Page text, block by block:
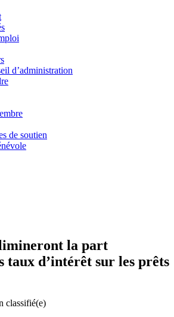
d’administration
de soutien
la part
taux d’intérêt sur les prêts
classifié(e)